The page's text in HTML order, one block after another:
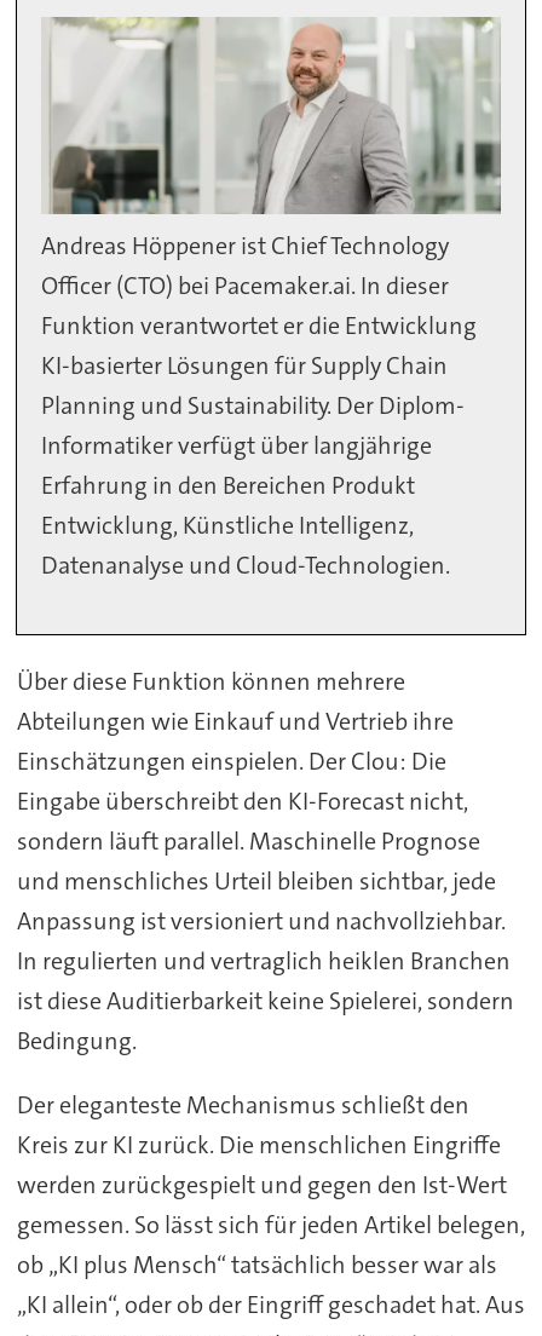
Andreas Höppener ist Chief Technology
Officer (CTO) bei Pacemaker.ai. In dieser
Funktion verantwortet er die Entwicklung
KI-basierter Lösungen für Supply Chain
Planning und Sustainability. Der Diplom-
Informatiker verfügt über langjährige
Erfahrung in den Bereichen Produkt
Entwicklung, Künstliche Intelligenz,
Datenanalyse und Cloud-Technologien.
Über diese Funktion können mehrere
Abteilungen wie Einkauf und Vertrieb ihre
Einschätzungen einspielen. Der Clou: Die
Eingabe überschreibt den KI-Forecast nicht,
sondern läuft parallel. Maschinelle Prognose
und menschliches Urteil bleiben sichtbar, jede
Anpassung ist versioniert und nachvollziehbar.
In regulierten und vertraglich heiklen Branchen
ist diese Auditierbarkeit keine Spielerei, sondern
Bedingung.
Der eleganteste Mechanismus schließt den
Kreis zur KI zurück. Die menschlichen Eingriffe
werden zurückgespielt und gegen den Ist-Wert
gemessen. So lässt sich für jeden Artikel belegen,
ob „KI plus Mensch“ tatsächlich besser war als
„KI allein“, oder ob der Eingriff geschadet hat. Aus